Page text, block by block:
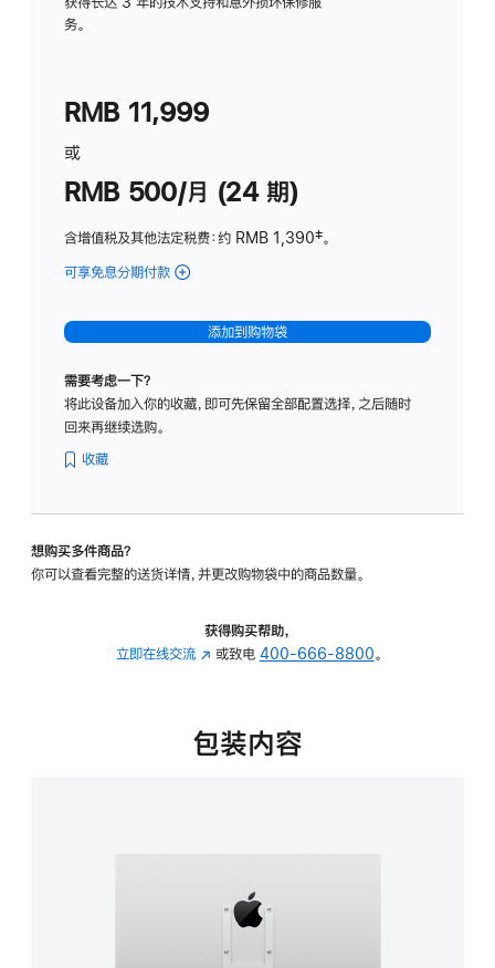
务。
RMB 11,999
或
RMB 500/月 (24 期)
含增值税及其他法定税费：约 RMB 1,390脚
‡。
可享免息分期付款 (Studio
-
标
璃
转
的
添加到购物袋
需要考虑一下？
将此设备加入你的收藏，即可先保留全部配置选择，之后随时
回来再继续选购。
收藏
想购买多件商品？
你可以查看完整的送货详情，并更改购物袋中的商品数量。
获得购买帮助，
立即在线交流 (在
中
或致电 400-666-8800。
包装内容